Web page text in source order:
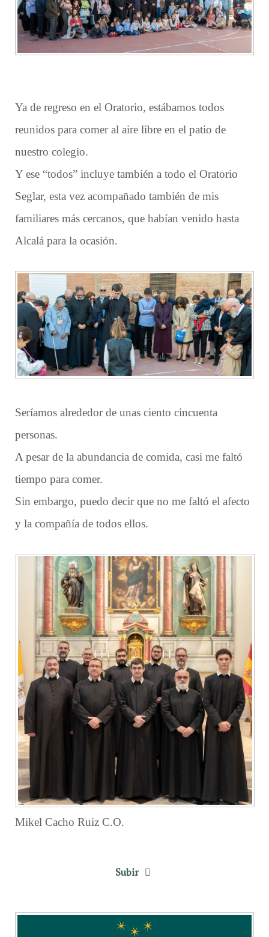
Ya de regreso en el Oratorio, estábamos todos
reunidos para comer al aire libre en el patio de
nuestro colegio.
Y ese “todos” incluye también a todo el Oratorio
Seglar, esta vez acompañado también de mis
familiares más cercanos, que habían venido hasta
Alcalá para la ocasión.
Seríamos alrededor de unas ciento cincuenta
personas.
A pesar de la abundancia de comida, casi me faltó
tiempo para comer.
Sin embargo, puedo decir que no me faltó el afecto
y la compañía de todos ellos.
Mikel Cacho Ruiz C.O.
Subir